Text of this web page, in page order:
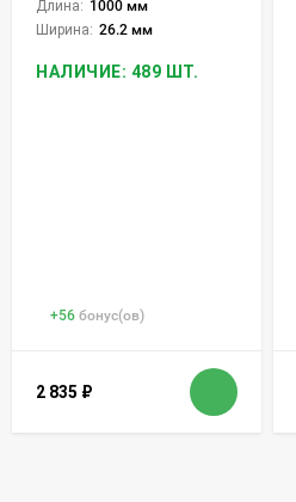
Длина: 1000 мм
Ширина: 26.2 мм
НАЛИЧИЕ: 489 ШТ.
+56 бонус(ов)
2 835 ₽